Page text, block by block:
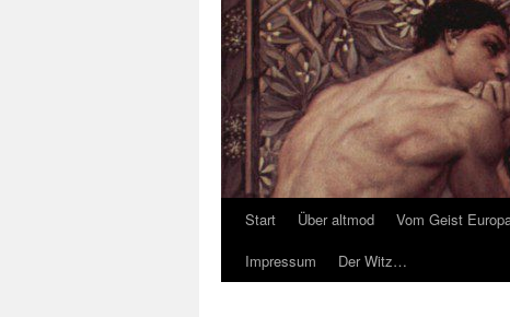
Start Über altmod Vom Geist
Impressum
Der Witz…